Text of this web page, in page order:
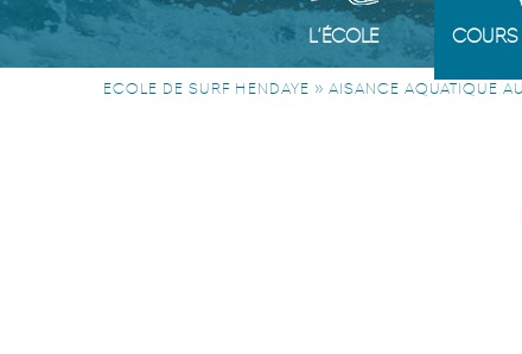
L’ÉCOLE COURS
ECOLE DE SURF HENDAYE » AISANCE AQUATIQUE